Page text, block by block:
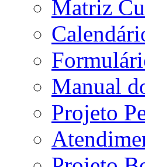
Matriz
Manual
Projeto